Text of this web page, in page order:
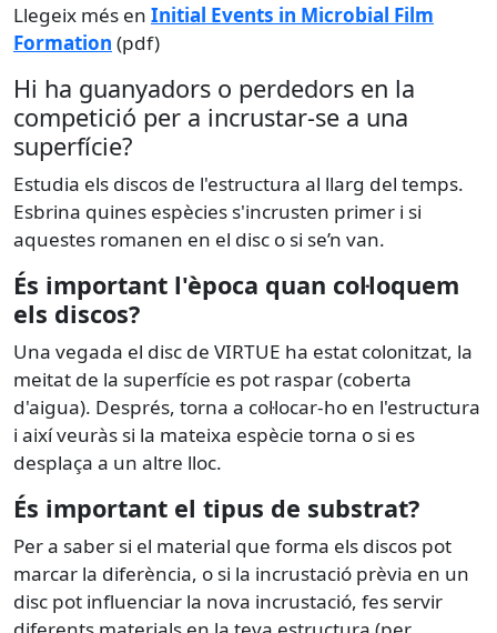
Llegeix més en Initial Events in Microbial Film
Formation (pdf)
Hi ha guanyadors o perdedors en la
competició per a incrustar-se a una
superfície?
Estudia els discos de l'estructura al llarg del temps.
Esbrina quines espècies s'incrusten primer i si
aquestes romanen en el disc o si se’n van.
És important l'època quan col·loquem
els discos?
Una vegada el disc de VIRTUE ha estat colonitzat, la
meitat de la superfície es pot raspar (coberta
d'aigua). Després, torna a col·locar-ho en l'estructura
i així veuràs si la mateixa espècie torna o si es
desplaça a un altre lloc.
És important el tipus de substrat?
Per a saber si el material que forma els discos pot
marcar la diferència, o si la incrustació prèvia en un
disc pot influenciar la nova incrustació, fes servir